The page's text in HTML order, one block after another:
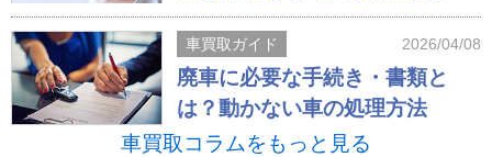
車買取ガイド 2026/04/08
廃車に必要な手続き・書類と
は？動かない車の処理方法
車買取コラムをもっと見る